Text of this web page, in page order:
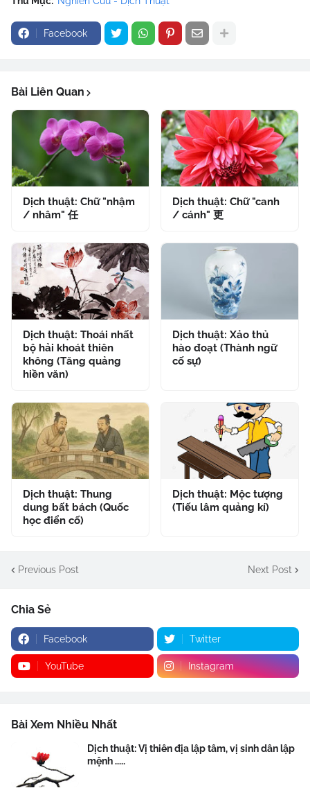
Facebook
Bài Liên Quan
Dịch thuật: Chữ "nhậm
/ nhâm" 任
Dịch thuật: Chữ "canh
/ cánh" 更
Dịch thuật: Thoái nhất
bộ hải khoát thiên
không (Tăng quảng
hiền văn)
Dịch thuật: Xảo thủ
hào đoạt (Thành ngữ
cố sự)
Dịch thuật: Thung
dung bất bách (Quốc
học điển cố)
Dịch thuật: Mộc tượng
(Tiếu lâm quảng kí)
Previous Post Next Post
Chia Sẻ
Facebook Twitter
YouTube Instagram
Bài Xem Nhiều Nhất
Dịch thuật: Vị thiên địa lập tâm, vị sinh dân lập
mệnh .....